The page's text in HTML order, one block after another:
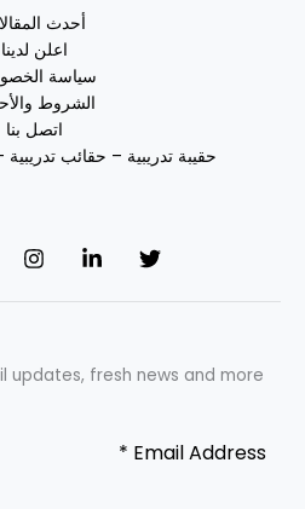
أحدث
اعلن لدينا
سياسة
الشروط
اتصل بنا
حقيبة تدريبية – حقائب تدريبية
updates, fresh news and more!